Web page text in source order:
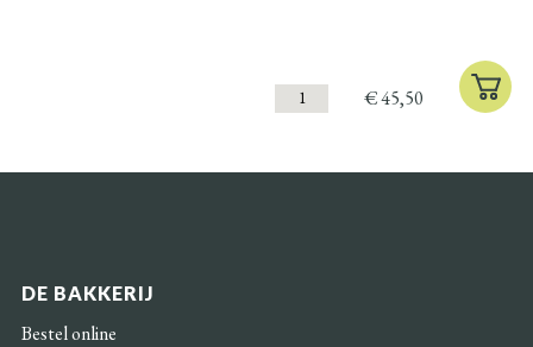
€45,50
DE BAKKERIJ
Bestel online